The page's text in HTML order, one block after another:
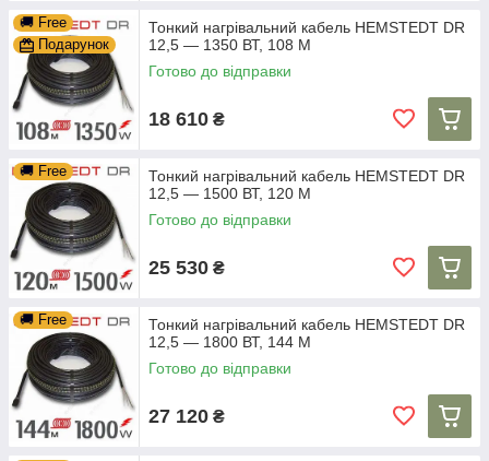
🚚 Free
Подарунок
Тонкий нагрівальний кабель HEMSTEDT DR
12,5 — 1350 ВТ, 108 М
Готово до відправки
18 610 ₴
🚚 Free
Тонкий нагрівальний кабель HEMSTEDT DR
12,5 — 1500 ВТ, 120 М
Готово до відправки
25 530 ₴
🚚 Free
Тонкий нагрівальний кабель HEMSTEDT DR
12,5 — 1800 ВТ, 144 М
Готово до відправки
27 120 ₴